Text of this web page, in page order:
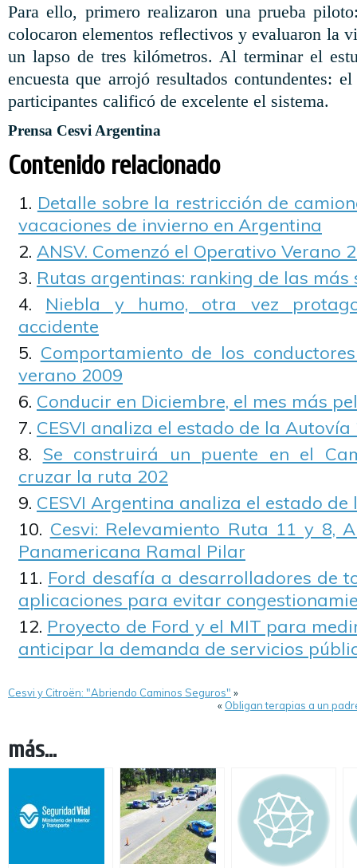
Para ello, primero realizaron una prueba
colocaron elementos reflectivos y evaluaron la
un lapso de tres kilómetros. Al terminar el
encuesta que arrojó resultados contundentes:
participantes calificó de excelente el sistema.
Prensa Cesvi Argentina
Contenido relacionado
Detalle sobre la restricción de
vacaciones de invierno en Argentina
ANSV. Comenzó el Operativo Verano
Rutas argentinas: ranking de las más
Niebla y humo, otra vez
accidente
Comportamiento de los
verano 2009
Conducir en Diciembre, el mes más
CESVI analiza el estado de la Autovía
Se construirá un puente en el
cruzar la ruta 202
CESVI Argentina analiza el estado
Cesvi: Relevamiento Ruta 11 y 8,
Panamericana Ramal Pilar
Ford desafía a desarrolladores de
aplicaciones para evitar
Proyecto de Ford y el MIT para
anticipar la demanda de servicios
Cesvi y Citroën: "Abriendo Caminos Seguros" »
« Obligan terapias a un
más...